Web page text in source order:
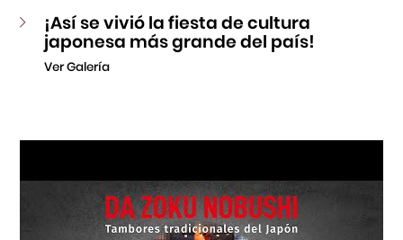
¡Así se vivió la fiesta de cultura
japonesa más grande del país!
Ver Galería